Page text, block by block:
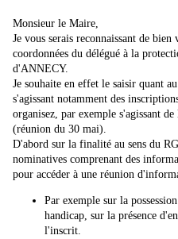
Monsieur le Maire,
Je vous serais reconnaissant de
coordonnées du délégué à la
d'ANNECY.
Je souhaite en effet le saisir quant
s'agissant notamment des
organisez, par exemple s'agissant
(réunion du 30 mai).
D'abord sur la finalité au sens du
nominatives comprenant des
pour accéder à une réunion
Par exemple sur la
handicap, sur la présence
l'inscrit.